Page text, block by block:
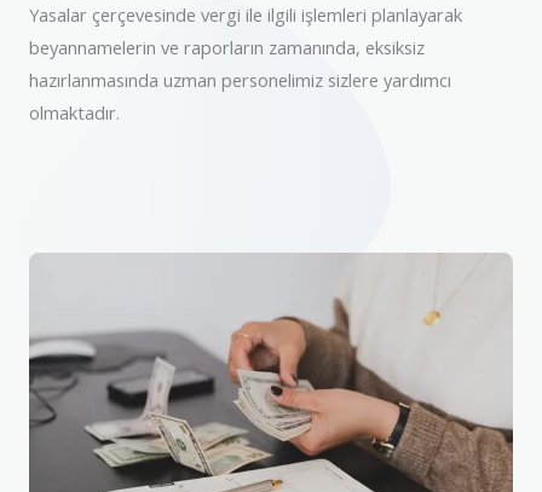
Yasalar çerçevesinde vergi ile ilgili işlemleri planlayarak
beyannamelerin ve raporların zamanında, eksiksiz
hazırlanmasında uzman personelimiz sizlere yardımcı
olmaktadır.